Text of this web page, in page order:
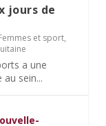
jours de
et sport,
a une
sein...